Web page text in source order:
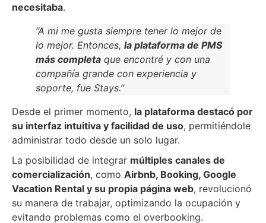
necesitaba.
“A mi me gusta siempre tener lo mejor de
lo mejor. Entonces, la plataforma de PMS
más completa que encontré y con una
compañía grande con experiencia y
soporte, fue Stays.”
Desde el primer momento, la plataforma destacó por
su interfaz intuitiva y facilidad de uso, permitiéndole
administrar todo desde un solo lugar.
La posibilidad de integrar múltiples canales de
comercialización, como Airbnb, Booking, Google
Vacation Rental y su propia página web, revolucionó
su manera de trabajar, optimizando la ocupación y
evitando problemas como el overbooking.